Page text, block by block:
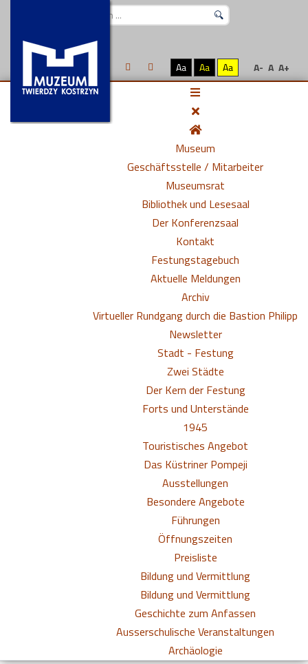
Aa Aa Aa A- A A+
Museum
Geschäftsstelle / Mitarbeiter
Museumsrat
Bibliothek und Lesesaal
Der Konferenzsaal
Kontakt
Festungstagebuch
Aktuelle Meldungen
Archiv
Virtueller Rundgang durch die Bastion Philipp
Newsletter
Stadt - Festung
Zwei Städte
Der Kern der Festung
Forts und Unterstände
1945
Touristisches Angebot
Das Küstriner Pompeji
Ausstellungen
Besondere Angebote
Führungen
Öffnungszeiten
Preisliste
Bildung und Vermittlung
Bildung und Vermittlung
Geschichte zum Anfassen
Ausserschulische Veranstaltungen
Archäologie